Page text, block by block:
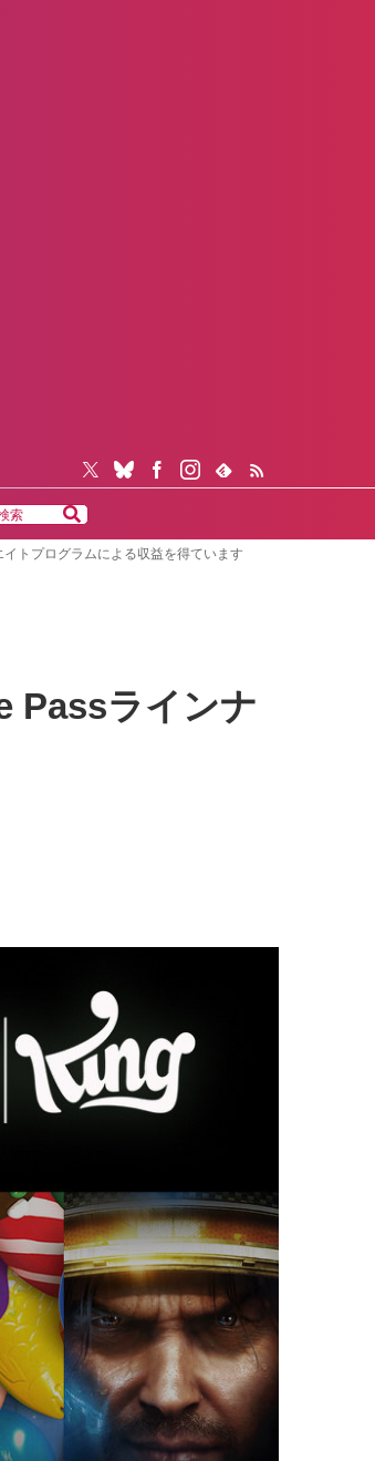
トプログラムによる収益を得ています
Passラインナ